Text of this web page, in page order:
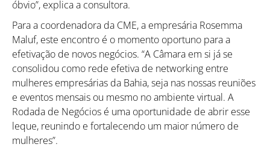
óbvio”, explica a consultora.
Para a coordenadora da CME, a empresária Rosemma
Maluf, este encontro é o momento oportuno para a
efetivação de novos negócios. “A Câmara em si já se
consolidou como rede efetiva de networking entre
mulheres empresárias da Bahia, seja nas nossas reuniões
e eventos mensais ou mesmo no ambiente virtual. A
Rodada de Negócios é uma oportunidade de abrir esse
leque, reunindo e fortalecendo um maior número de
mulheres”.